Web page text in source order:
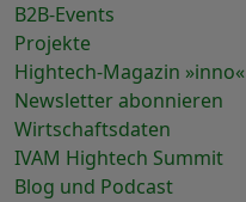
B2B-Events
Projekte
Hightech-Magazin »inno«
Newsletter abonnieren
Wirtschaftsdaten
IVAM Hightech Summit
Blog und Podcast